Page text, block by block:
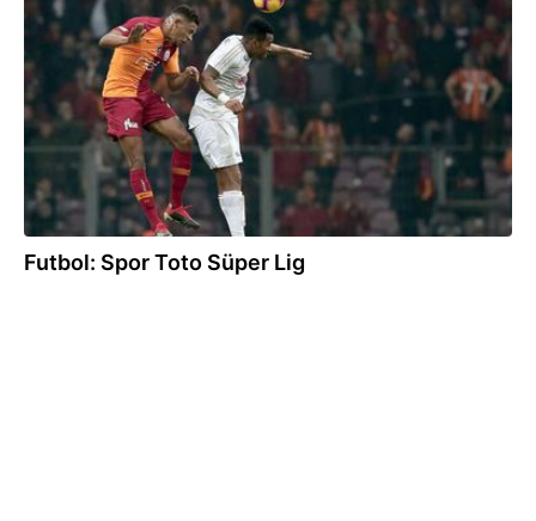
23.12.2018
Futbol: Spor Toto Süper Lig